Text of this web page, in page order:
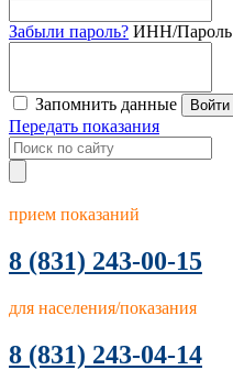
Забыли пароль? ИНН/Пароль
Запомнить данные Войти
Передать показания
прием показаний
8 (831) 243-00-15
для населения/показания
8 (831) 243-04-14